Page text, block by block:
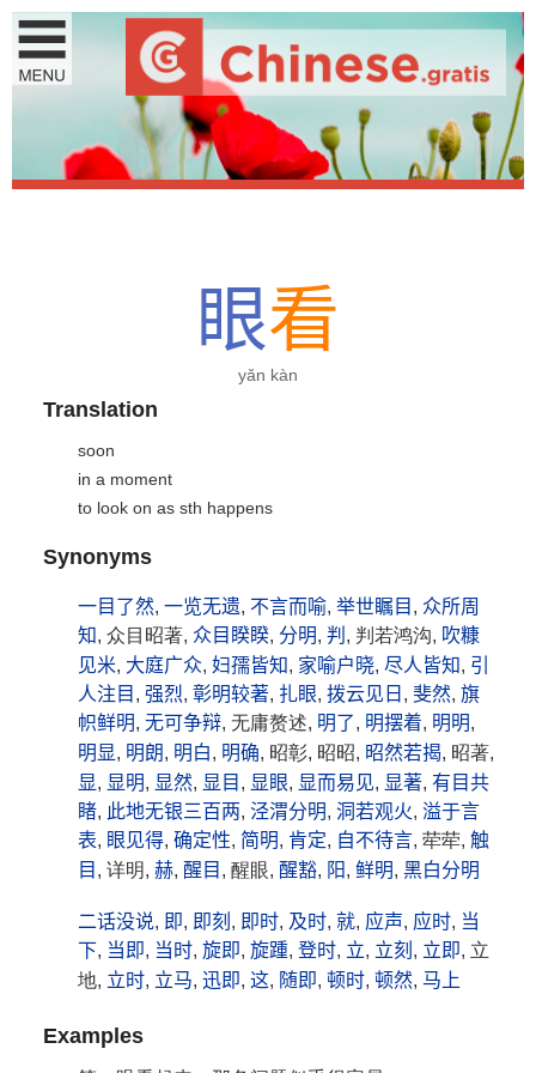
眼看
yǎn kàn
Translation
soon
in a moment
to look on as sth happens
Synonyms
一目了然, 一览无遗, 不言而喻, 举世瞩目 , 众所周
知, 众目昭著, 众目睽睽, 分明, 判 , 判若鸿沟, 吹糠
见米, 大庭广众, 妇孺皆知, 家喻户晓, 尽人皆知, 引
人注目 , 强烈, 彰明较著, 扎眼, 拨云见日 , 斐然, 旗
帜鲜明, 无可争辩, 无庸赘述, 明了, 明摆着, 明明,
明显, 明朗, 明白, 明确, 昭彰, 昭昭, 昭然若揭, 昭著,
显, 显明, 显然, 显目 , 显眼, 显而易见, 显著, 有目共
睹, 此地无银三百两, 泾渭分明, 洞若观火, 溢于言
表, 眼见得, 确定性, 简明, 肯定, 自不待言, 荦荦, 触
目 , 详明, 赫, 醒目 , 醒眼, 醒豁, 阳, 鲜明, 黑白分明
二话没说, 即, 即刻 , 即时, 及时, 就, 应声, 应时, 当
下, 当即, 当时, 旋即, 旋踵, 登时, 立, 立刻 , 立即, 立
地, 立时, 立马, 迅即, 这, 随即, 顿时, 顿然, 马上
Examples